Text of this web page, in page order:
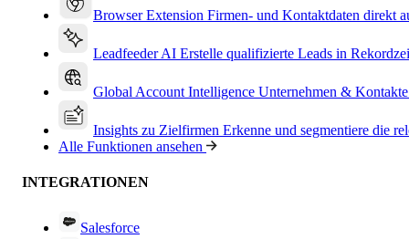
Browser Extension Firmen- und Kontaktdaten direkt
Leadfeeder AI Erstelle qualifizierte Leads in
Global Account Intelligence Unternehmen &
Insights zu Zielfirmen Erkenne und segmentiere die
Alle Funktionen ansehen
INTEGRATIONEN
Salesforce